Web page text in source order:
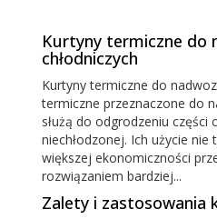
Kurtyny termiczne do
chłodniczych
Kurtyny termiczne do
termiczne przeznaczone do
służą do odgrodzeniu części
niechłodzonej. Ich użycie nie
większej ekonomiczności
rozwiązaniem bardziej...
Zalety i zastosowania